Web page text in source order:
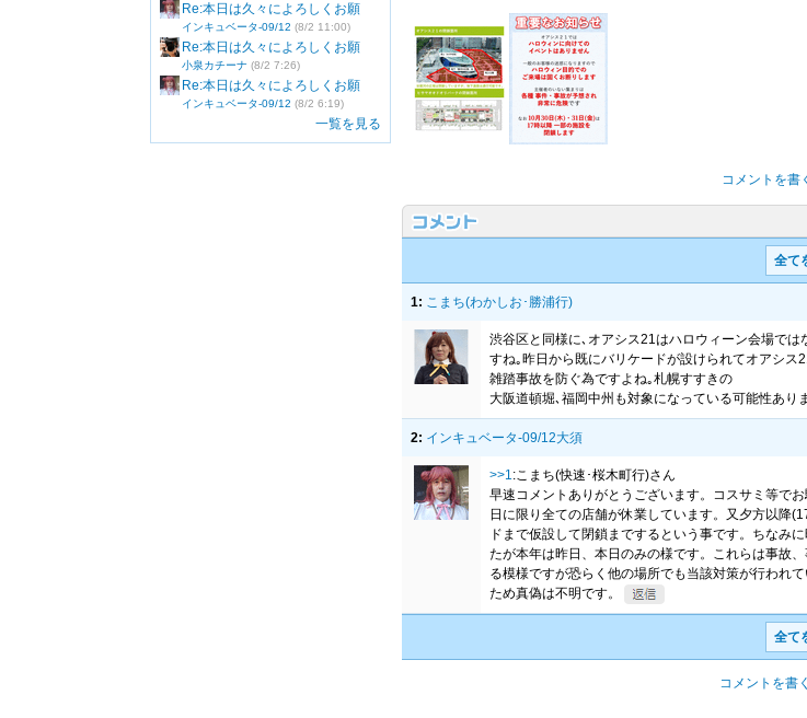
Re:本日は久々によろしくお願
インキュベータ-09/12 (8/2 11:00)
Re:本日は久々によろしくお願
小泉カチーナ (8/2 7:26)
Re:本日は久々によろしくお願
インキュベータ-09/12 (8/2 6:19)
一覧を見る
コメントを書
全て
1: こまち(わかしお･勝浦行)
渋谷区と同様に､オアシス21はハロウィーン会場で
すね｡昨日から既にバリケードが設けられてオアシス
雑踏事故を防ぐ為ですよね｡札幌すすきの
大阪道頓堀､福岡中州も対象になっている可能性あり
2: インキュベータ-09/12大須
>>1:こまち(快速･桜木町行)さん
早速コメントありがとうございます。コスサミ等で
日に限り全ての店舗が休業しています。又夕方以降
ドまで仮設して閉鎖までするという事です。ちなみ
たが本年は昨日、本日のみの様です。これらは事故
る模様ですが恐らく他の場所でも当該対策が行われ
ため真偽は不明です。
全て
コメントを書く